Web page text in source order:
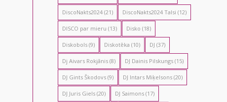
DiscoNakts2024 (21) DiscoNakts2024 Talsi (12)
DISCO par mieru (13) Disko (18)
Diskobols (9) Diskotēka (10) DJ (37)
Dj Aivars Rokjānis (8) DJ Dainis Pilskungs (15)
DJ Gints Škodovs (9) DJ Intars Miķelsons (20)
DJ Juris Giels (20) DJ Saimons (17)